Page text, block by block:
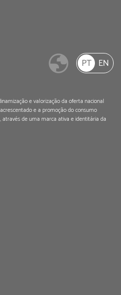
PT EN
e valorização da oferta nacional
e a promoção do consumo
de uma marca ativa e identitária da